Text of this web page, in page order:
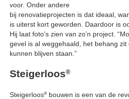
voor. Onder andere
bij renovatieprojecten is dat ideaal,
is uiterst kort geworden. Daardoor is
Hij laat foto’s zien van zo’n project.
gevel is al weggehaald, het behang
kunnen blijven staan.”
Steigerloos®
Steigerloos® bouwen is een van de